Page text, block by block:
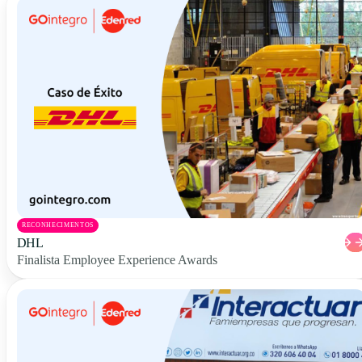
RECONHECIMENTOS
DHL
Finalista Employee Experience Awards